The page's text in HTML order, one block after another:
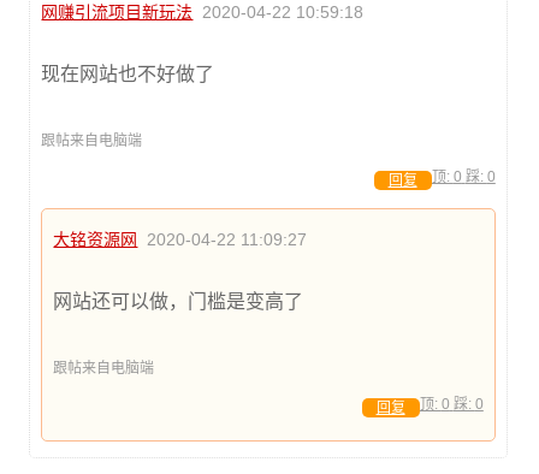
网赚引流项目新玩法 2020-04-22 10:59:18
现在网站也不好做了
跟帖来自电脑端
顶: 0 踩: 0
回复
大铭资源网 2020-04-22 11:09:27
网站还可以做，门槛是变高了
跟帖来自电脑端
顶: 0 踩: 0
回复